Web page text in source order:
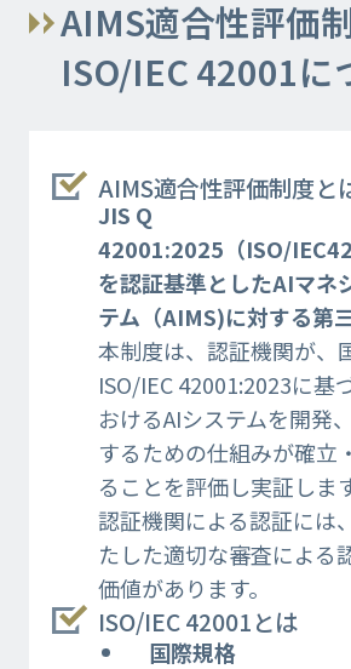
AIMS適合性評価
ISO/IEC 42001に
AIMS適合性評価制度と
JIS Q
42001:2025（ISO/
を認証基準としたAIマネ
テム（AIMS)に対する第
本制度は、認証機関が、
ISO/IEC 42001:2023に基
おけるAIシステムを​開発
するための仕組みが確立
ることを評価し実証します
認証機関による認証には
たした適切な審査による
価値があります。​
ISO/IEC 42001とは​
国際規格